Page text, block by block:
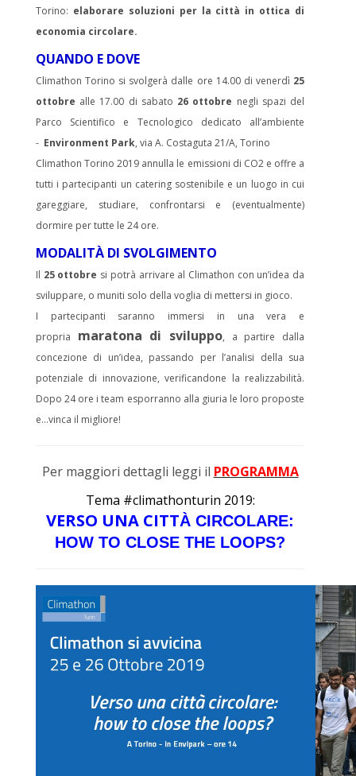
Torino: elaborare soluzioni per la città in ottica di
economia circolare.
QUANDO E DOVE
Climathon Torino si svolgerà dalle ore 14.00 di venerdì 25
ottobre alle 17.00 di sabato 26 ottobre negli spazi del
Parco Scientifico e Tecnologico dedicato all’ambiente
- Environment Park, via A. Costaguta 21/A, Torino
Climathon Torino 2019 annulla le emissioni di CO2 e offre a
tutti i partecipanti un catering sostenibile e un luogo in cui
gareggiare, studiare, confrontarsi e (eventualmente)
dormire per tutte le 24 ore.
MODALITÀ DI SVOLGIMENTO
Il 25 ottobre si potrà arrivare al Climathon con un’idea da
sviluppare, o muniti solo della voglia di mettersi in gioco.
I partecipanti saranno immersi in una vera e
propria maratona di sviluppo, a partire dalla
concezione di un’idea, passando per l’analisi della sua
potenziale di innovazione, verificandone la realizzabilità.
Dopo 24 ore i team esporranno alla giuria le loro proposte
e…vinca il migliore!
Per maggiori dettagli leggi il PROGRAMMA
Tema #climathonturin 2019:
VERSO UNA CITTÀ CIRCOLARE:
HOW TO CLOSE THE LOOPS?